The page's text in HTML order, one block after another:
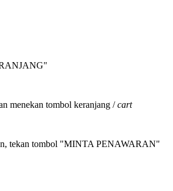
menekan tombol keranjang /cart
tekan tombol "MINTA PENAWARAN"